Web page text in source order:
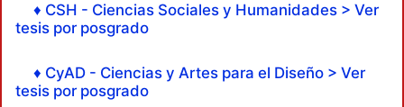
♦ CSH - Ciencias Sociales y Humanidades > Ver
tesis por posgrado
♦ CyAD - Ciencias y Artes para el Diseño > Ver
tesis por posgrado